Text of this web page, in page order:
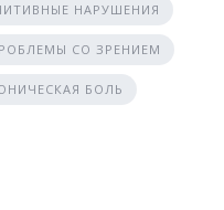
НАРУШЕНИЯ
СО ЗРЕНИЕМ
БОЛЬ